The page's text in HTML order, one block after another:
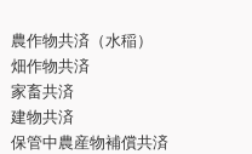
農作物共済（水稲）
畑作物共済
家畜共済
建物共済
保管中農産物補償共済